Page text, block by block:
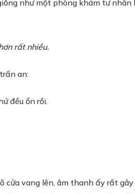
như một phòng khám tư
rất nhiều.
an:
đều ổn rồi.
cửa vang lên, âm thanh ấy rất